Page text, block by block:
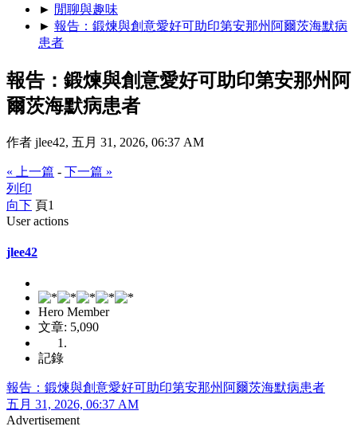
► 閒聊與趣味
► 報告：鍛煉與創意愛好可助印第安那州阿爾茨海默病
患者
報告：鍛煉與創意愛好可助印第安那州阿
爾茨海默病患者
作者 jlee42, 五月 31, 2026, 06:37 AM
« 上一篇 - 下一篇 »
列印
向下 頁1
User actions
jlee42
Hero Member
文章: 5,090
記錄
報告：鍛煉與創意愛好可助印第安那州阿爾茨海默病患者
五月 31, 2026, 06:37 AM
Advertisement